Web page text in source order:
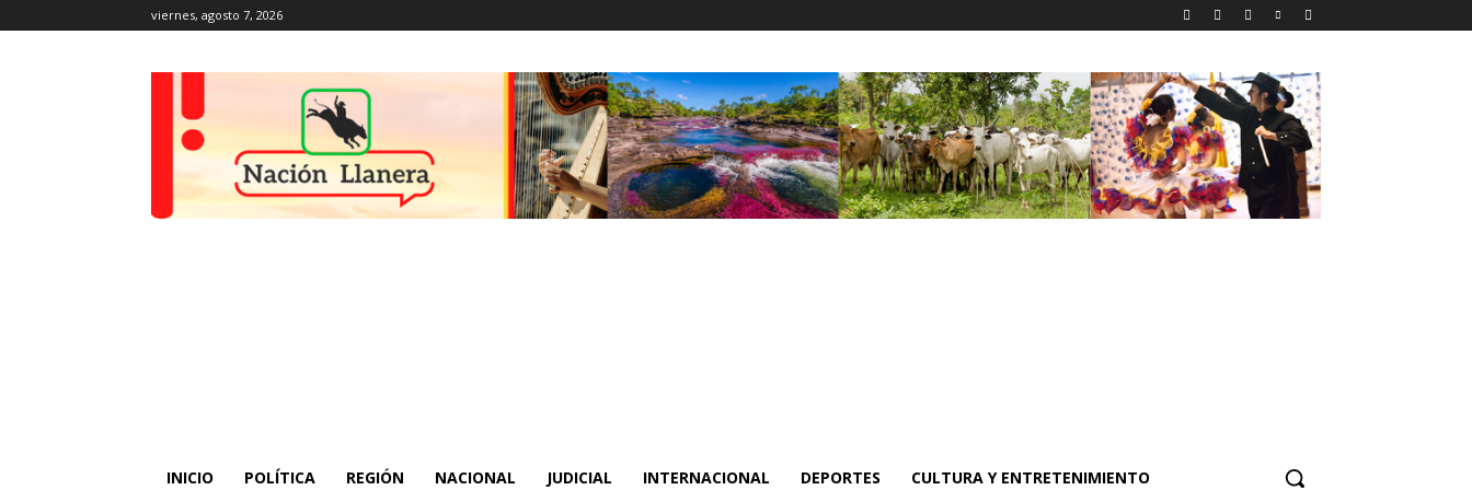
viernes, agosto 7, 2026
INICIO POLÍTICA REGIÓN NACIONAL JUDICIAL INTERNACIONAL DEPORTES CULTURA Y ENTRETENIMIENTO